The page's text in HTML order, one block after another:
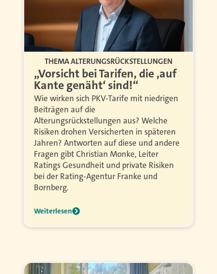
THEMA ALTERUNGSRÜCKSTELLUNGEN
„Vorsicht bei Tarifen, die ,auf
Kante genäht‘ sind!“
Wie wirken sich PKV-Tarife mit niedrigen
Beiträgen auf die
Alterungsrückstellungen aus? Welche
Risiken drohen Versicherten in späteren
Jahren? Antworten auf diese und andere
Fragen gibt Christian Monke, Leiter
Ratings Gesundheit und private Risiken
bei der Rating-Agentur Franke und
Bornberg.
Weiterlesen